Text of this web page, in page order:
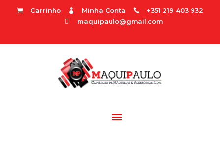
 Carrinho  Minha Conta  +351 219 403 932
 maquipaulo@gmail.com